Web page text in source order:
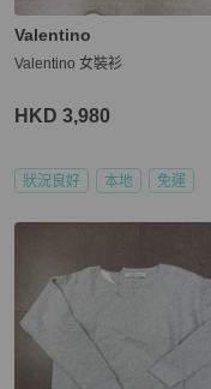
Valentino
Valentino 女裝衫
HKD 3,980
狀況良好 本地 免運